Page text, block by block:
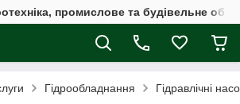
промислове та будівельне
Гідрообладнання Гідравлічні